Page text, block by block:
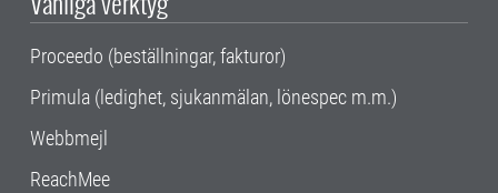
Proceedo (beställningar, fakturor)
Primula (ledighet, sjukanmälan, lönespec m.m.)
Webbmejl
ReachMee